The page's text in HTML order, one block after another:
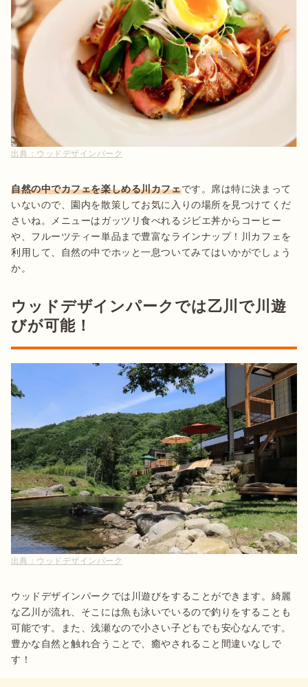
出典： ウッドデザインパーク
自然の中でカフェを楽しめる川カフェです。席は特に決まって
いないので、園内を散策してお気に入りの場所を見つけてくだ
さいね。メニューはガッツリ食べれるジビエ丼からコーヒー
や、フルーツティー単品まで豊富なラインナップ！川カフェを
利用して、自然の中でホッと一息ついてみてはいかがでしょう
か。
ウッドデザインパークでは乙川で川遊
びが可能！
出典： ウッドデザインパーク
ウッドデザインパークでは川遊びをすることができます。綺麗
な乙川が流れ、そこには魚も泳いでいるので釣りをすることも
可能です。また、浅瀬なので小さい子どもでも安心なんです。
豊かな自然と触れ合うことで、癒やされること間違いなしで
す！